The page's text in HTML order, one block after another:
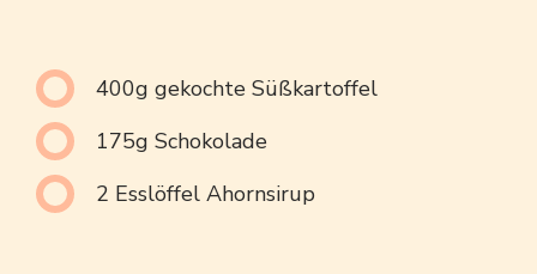
400g gekochte Süßkartoffel
175g Schokolade
2 Esslöffel Ahornsirup